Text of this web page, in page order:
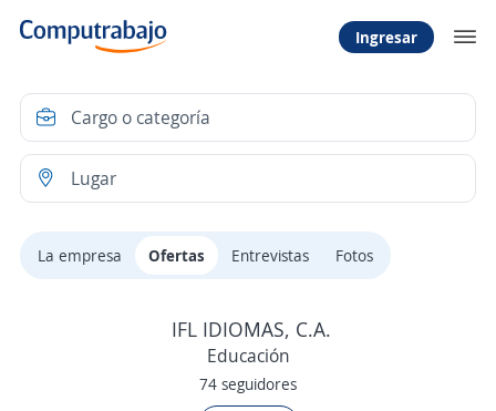
Ingresar
La empresa Ofertas Entrevistas Fotos
IFL IDIOMAS, C.A.
Educación
74 seguidores